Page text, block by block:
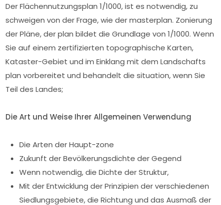
Der Flächennutzungsplan 1/1000, ist es notwendig, zu
schweigen von der Frage, wie der masterplan. Zonierung
der Pläne, der plan bildet die Grundlage von 1/1000. Wenn
Sie auf einem zertifizierten topographische Karten,
Kataster-Gebiet und im Einklang mit dem Landschafts
plan vorbereitet und behandelt die situation, wenn Sie
Teil des Landes;
Die Art und Weise Ihrer Allgemeinen Verwendung
Die Arten der Haupt-zone
Zukunft der Bevölkerungsdichte der Gegend
Wenn notwendig, die Dichte der Struktur,
Mit der Entwicklung der Prinzipien der verschiedenen
Siedlungsgebiete, die Richtung und das Ausmaß der